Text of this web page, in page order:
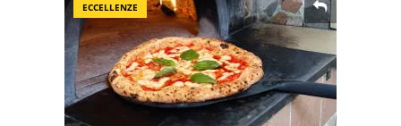
ECCELLENZE